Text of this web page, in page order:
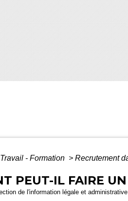
Travail - Formation > Recrutement
PEUT-IL FAIRE
de l'information légale et